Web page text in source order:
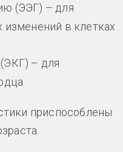
(ЭЭГ) – для
в клетках
– для
приспособлены